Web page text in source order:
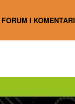
FORUM I KOMENTARI